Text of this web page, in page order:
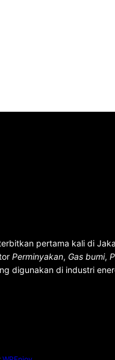
pertama kali di
Perminyakan, Gas bumi,
digunakan di industri